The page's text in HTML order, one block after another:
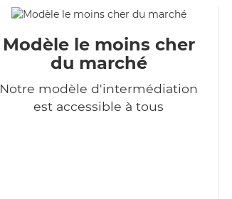
Modèle le moins cher
du marché
Notre modèle d'intermédiation
est accessible à tous